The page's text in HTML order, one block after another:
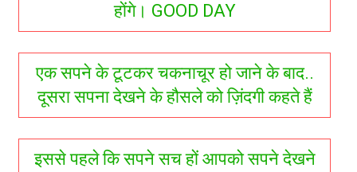
होंगे। GOOD DAY
एक सपने के टूटकर चकनाचूर हो जाने के बाद..
दूसरा सपना देखने के हौसले को ज़िंदगी कहते हैं
इससे पहले कि सपने सच हों आपको सपने देखने